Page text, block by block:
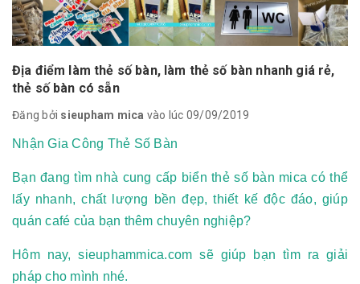
Địa điểm làm thẻ số bàn, làm thẻ số bàn nhanh giá rẻ,
thẻ số bàn có sẵn
Đăng bởi sieupham mica vào lúc 09/09/2019
Nhận Gia Công Thẻ Số Bàn
Bạn đang tìm nhà cung cấp biển thẻ số bàn mica có thể
lấy nhanh, chất lượng bền đẹp, thiết kế độc đáo, giúp
quán café của bạn thêm chuyên nghiệp?
Hôm nay, sieuphammica.com sẽ giúp bạn tìm ra giải
pháp cho mình nhé.